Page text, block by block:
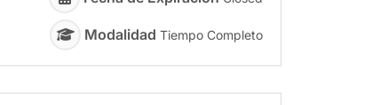
Modalidad Tiempo Completo